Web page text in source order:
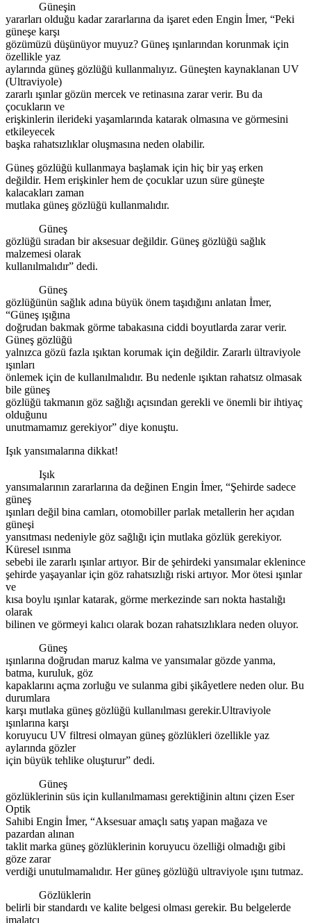
Güneşin
yararları olduğu kadar zararlarına da işaret eden Engin İmer, “Peki
güneşe karşı
gözümüzü düşünüyor muyuz? Güneş ışınlarından korunmak için
özellikle yaz
aylarında güneş gözlüğü kullanmalıyız. Güneşten kaynaklanan UV
(Ultraviyole)
zararlı ışınlar gözün mercek ve retinasına zarar verir. Bu da
çocukların ve
erişkinlerin ilerideki yaşamlarında katarak olmasına ve görmesini
etkileyecek
başka rahatsızlıklar oluşmasına neden olabilir.
Güneş gözlüğü kullanmaya başlamak için hiç bir yaş erken
değildir. Hem erişkinler hem de çocuklar uzun süre güneşte
kalacakları zaman
mutlaka güneş gözlüğü kullanmalıdır.
Güneş
gözlüğü sıradan bir aksesuar değildir. Güneş gözlüğü sağlık
malzemesi olarak
kullanılmalıdır” dedi.
Güneş
gözlüğünün sağlık adına büyük önem taşıdığını anlatan İmer,
“Güneş ışığına
doğrudan bakmak görme tabakasına ciddi boyutlarda zarar verir.
Güneş gözlüğü
yalnızca gözü fazla ışıktan korumak için değildir. Zararlı ültraviyole
ışınları
önlemek için de kullanılmalıdır. Bu nedenle ışıktan rahatsız olmasak
bile güneş
gözlüğü takmanın göz sağlığı açısından gerekli ve önemli bir ihtiyaç
olduğunu
unutmamamız gerekiyor” diye konuştu.
Işık yansımalarına dikkat!
Işık
yansımalarının zararlarına da değinen Engin İmer, “Şehirde sadece
güneş
ışınları değil bina camları, otomobiller parlak metallerin her açıdan
güneşi
yansıtması nedeniyle göz sağlığı için mutlaka gözlük gerekiyor.
Küresel ısınma
sebebi ile zararlı ışınlar artıyor. Bir de şehirdeki yansımalar eklenince
şehirde yaşayanlar için göz rahatsızlığı riski artıyor. Mor ötesi ışınlar
ve
kısa boylu ışınlar katarak, görme merkezinde sarı nokta hastalığı
olarak
bilinen ve görmeyi kalıcı olarak bozan rahatsızlıklara neden oluyor.
Güneş
ışınlarına doğrudan maruz kalma ve yansımalar gözde yanma,
batma, kuruluk, göz
kapaklarını açma zorluğu ve sulanma gibi şikâyetlere neden olur. Bu
durumlara
karşı mutlaka güneş gözlüğü kullanılması gerekir.Ultraviyole
ışınlarına karşı
koruyucu UV filtresi olmayan güneş gözlükleri özellikle yaz
aylarında gözler
için büyük tehlike oluşturur” dedi.
Güneş
gözlüklerinin süs için kullanılmaması gerektiğinin altını çizen Eser
Optik
Sahibi Engin İmer, “Aksesuar amaçlı satış yapan mağaza ve
pazardan alınan
taklit marka güneş gözlüklerinin koruyucu özelliği olmadığı gibi
göze zarar
verdiği unutulmamalıdır. Her güneş gözlüğü ultraviyole ışını tutmaz.
Gözlüklerin
belirli bir standardı ve kalite belgesi olması gerekir. Bu belgelerde
imalatçı